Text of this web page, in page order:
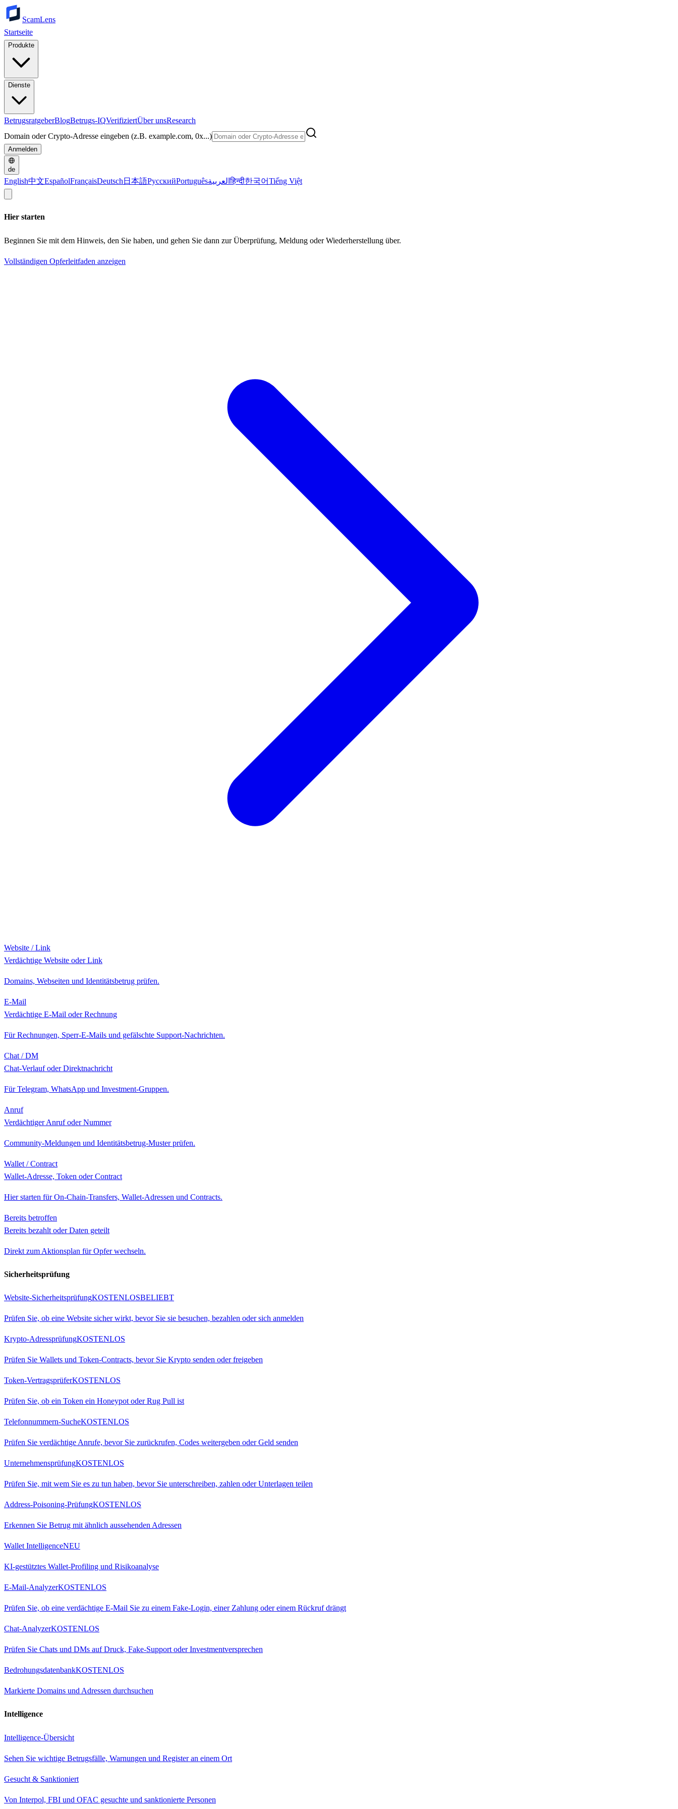
ScamLens
Startseite
Produkte
Dienste
BetrugsratgeberBlogBetrugs-IQVerifiziertÜber unsResearch
Domain oder Crypto-Adresse eingeben (z.B. example.com, 0x...)
Anmelden
de
English中文EspañolFrançaisDeutsch 日本語РусскийPortuguêsالعربيةहिन्दी한국어Tiếng Việt
Hier starten
Beginnen Sie mit dem Hinweis, den Sie haben, und gehen Sie dann zur Überprüfung, Meldung oder Wiederherstellung über.
Vollständigen Opferleitfaden anzeigen
Website / Link
Verdächtige Website oder Link
Domains, Webseiten und Identitätsbetrug prüfen.
E-Mail
Verdächtige E-Mail oder Rechnung
Für Rechnungen, Sperr-E-Mails und gefälschte Support-Nachrichten.
Chat / DM
Chat-Verlauf oder Direktnachricht
Für Telegram, WhatsApp und Investment-Gruppen.
Anruf
Verdächtiger Anruf oder Nummer
Community-Meldungen und Identitätsbetrug-Muster prüfen.
Wallet / Contract
Wallet-Adresse, Token oder Contract
Hier starten für On-Chain-Transfers, Wallet-Adressen und Contracts.
Bereits betroffen
Bereits bezahlt oder Daten geteilt
Direkt zum Aktionsplan für Opfer wechseln.
Sicherheitsprüfung
Website-SicherheitsprüfungKOSTENLOSBELIEBT
Prüfen Sie, ob eine Website sicher wirkt, bevor Sie sie besuchen, bezahlen oder sich anmelden
Krypto-AdressprüfungKOSTENLOS
Prüfen Sie Wallets und Token-Contracts, bevor Sie Krypto senden oder freigeben
Token-VertragsprüferKOSTENLOS
Prüfen Sie, ob ein Token ein Honeypot oder Rug Pull ist
Telefonnummern-SucheKOSTENLOS
Prüfen Sie verdächtige Anrufe, bevor Sie zurückrufen, Codes weitergeben oder Geld senden
UnternehmensprüfungKOSTENLOS
Prüfen Sie, mit wem Sie es zu tun haben, bevor Sie unterschreiben, zahlen oder Unterlagen teilen
Address-Poisoning-PrüfungKOSTENLOS
Erkennen Sie Betrug mit ähnlich aussehenden Adressen
Wallet IntelligenceNEU
KI-gestütztes Wallet-Profiling und Risikoanalyse
E-Mail-AnalyzerKOSTENLOS
Prüfen Sie, ob eine verdächtige E-Mail Sie zu einem Fake-Login, einer Zahlung oder einem Rückruf drängt
Chat-AnalyzerKOSTENLOS
Prüfen Sie Chats und DMs auf Druck, Fake-Support oder Investmentversprechen
BedrohungsdatenbankKOSTENLOS
Markierte Domains und Adressen durchsuchen
Intelligence
Intelligence-Übersicht
Sehen Sie wichtige Betrugsfälle, Warnungen und Register an einem Ort
Gesucht & Sanktioniert
Von Interpol, FBI und OFAC gesuchte und sanktionierte Personen